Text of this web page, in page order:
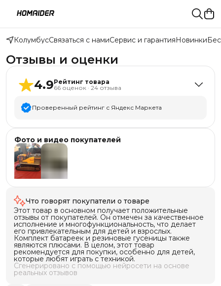
КолумбусСвязаться с намиСервис и гарантияНовинки
Отзывы и оценки
4.9Рейтинг товара
66 оценок · 24 отзыва
Проверенный рейтинг с Яндекс Маркета
5 звёзд
60
4 звезды
3 звезды
2 звезды
Фото и видео покупателей
+
Что говорят покупатели о товаре
Этот товар в основном получает положительные
отзывы от покупателей. Он отмечен за качественное
исполнение и многофункциональность, что делает
его привлекательным для детей и взрослых.
Комплект батареек и резиновые гусеницы также
являются плюсами. В целом, этот товар
рекомендуется для покупки, особенно для детей,
которые любят играть с техникой.
Сгенерировано с помощью нейросети на основе
реальных отзывов